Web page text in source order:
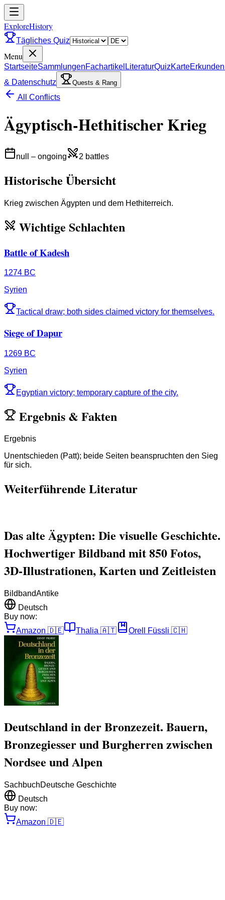
ExploreHistory
Tägliches Quiz
Menu
StartseiteSammlungenFachartikel LiteraturQuizKarteErkunden
& Datenschutz
Quests & Rang
All Conflicts
Ägyptisch-Hethitischer Krieg
null – ongoing 2 battles
Historische Übersicht
Krieg zwischen Ägypten und dem Hethiterreich.
Wichtige Schlachten
Battle of Kadesh
1274 BC
Syrien
Tactical draw; both sides claimed victory for themselves.
Siege of Dapur
1269 BC
Syrien
Egyptian victory; temporary capture of the city.
Ergebnis & Fakten
Ergebnis
Unentschieden (Patt); beide Seiten beanspruchten den Sieg
für sich.
Weiterführende Literatur
Das alte Ägypten: Die visuelle Geschichte.
Hochwertiger Bildband mit 850 Fotos,
3D-Illustrationen, Karten und Zeitleisten
BildbandAntike
Deutsch
Buy now:
Amazon 🇩🇪 Thalia 🇦🇹 Orell Füssli 🇨🇭
Deutschland in der Bronzezeit. Bauern,
Bronzegiesser und Burgherren zwischen
Nordsee und Alpen
SachbuchDeutsche Geschichte
Deutsch
Buy now:
Amazon 🇩🇪